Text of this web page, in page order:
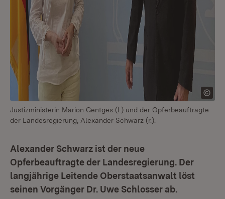
Justizministerin Marion Gentges (l.) und der Opferbeauftragte
der Landesregierung, Alexander Schwarz (r.).
Alexander Schwarz ist der neue
Opferbeauftragte der Landesregierung. Der
langjährige Leitende Oberstaatsanwalt löst
seinen Vorgänger Dr. Uwe Schlosser ab.